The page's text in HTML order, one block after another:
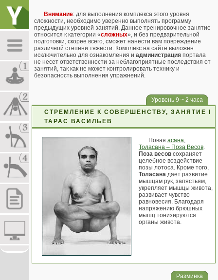
Внимание: для выполнения комплекса этого уровня
сложности, необходимо уверенно выполнять программу
предыдущих уровней занятий. Данное тренировочное занятие
относится к категории «сложных», и без предварительной
подготовки, скорее всего, сможет нанести вам повреждение
различной степени тяжести. Комплекс на сайте выложен
исключительно для ознакомления и администрация портала
не несет ответственности за неблагоприятные последствия от
занятий, так как не может контролировать технику и
безопасность выполнения упражнений.
Уровень 9 ~ 2 часа
СТРЕМЛЕНИЕ К СОВЕРШЕНСТВУ, ЗАНЯТИЕ I
ТАРАС ВАСИЛЬЕВ
Новая асана,
Толасана – Поза Весов.
Поза весов сохраняет
целебное воздействие
позы лотоса. Кроме того,
Толасана дает развитие
мышцам рук, запястьям,
укрепляет мышцы живота,
развивает чувство
равновесия. Благодаря
напряжению брюшных
мышц тонизируются
органы живота.
Разминка